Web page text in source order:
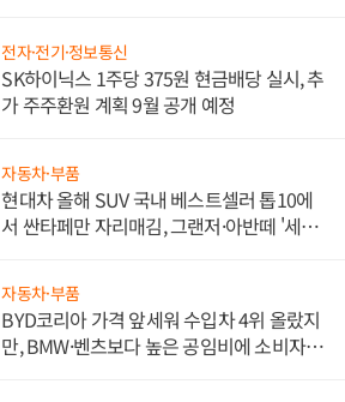
전자·전기·정보통신
SK하이닉스 1주당 375원 현금배당 실시, 추
가 주주환원 계획 9월 공개 예정
자동차·부품
현대차 올해 SUV 국내 베스트셀러 톱10에
서 싼타페만 자리매김, 그랜저·아반떼 '세단
자동차·부품
BYD코리아 가격 앞세워 수입차 4위 올랐지
만, BMW·벤츠보다 높은 공임비에 소비자